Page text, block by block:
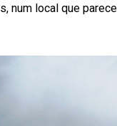
num local que